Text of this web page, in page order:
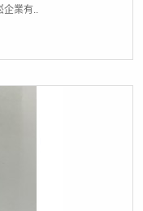
業有..